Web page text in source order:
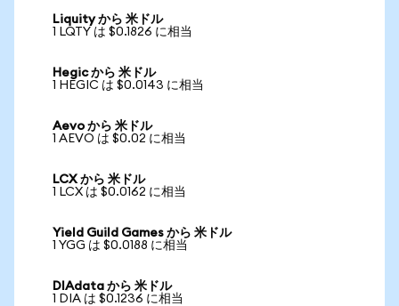
Liquity から 米ドル
1 LQTY は $0.1826 に相当
Hegic から 米ドル
1 HEGIC は $0.0143 に相当
Aevo から 米ドル
1 AEVO は $0.02 に相当
LCX から 米ドル
1 LCX は $0.0162 に相当
Yield Guild Games から 米ドル
1 YGG は $0.0188 に相当
DIAdata から 米ドル
1 DIA は $0.1236 に相当